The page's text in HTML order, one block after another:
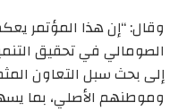
وقال: “إن هذا المؤتمر
الصومالي في تحقيق
إلى بحث سبل التعاون
وموطنهم الأصلي، بما